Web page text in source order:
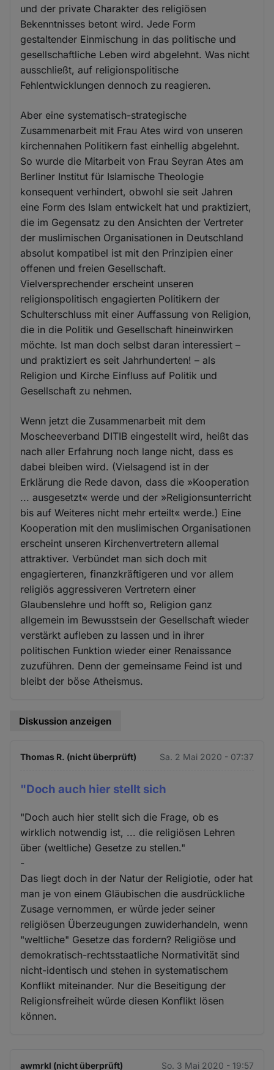
und der private Charakter des religiösen
Bekenntnisses betont wird. Jede Form
gestaltender Einmischung in das politische und
gesellschaftliche Leben wird abgelehnt. Was nicht
ausschließt, auf religionspolitische
Fehlentwicklungen dennoch zu reagieren.
Aber eine systematisch-strategische
Zusammenarbeit mit Frau Ates wird von unseren
kirchennahen Politikern fast einhellig abgelehnt.
So wurde die Mitarbeit von Frau Seyran Ates am
Berliner Institut für Islamische Theologie
konsequent verhindert, obwohl sie seit Jahren
eine Form des Islam entwickelt hat und praktiziert,
die im Gegensatz zu den Ansichten der Vertreter
der muslimischen Organisationen in Deutschland
absolut kompatibel ist mit den Prinzipien einer
offenen und freien Gesellschaft.
Vielversprechender erscheint unseren
religionspolitisch engagierten Politikern der
Schulterschluss mit einer Auffassung von Religion,
die in die Politik und Gesellschaft hineinwirken
möchte. Ist man doch selbst daran interessiert –
und praktiziert es seit Jahrhunderten! – als
Religion und Kirche Einfluss auf Politik und
Gesellschaft zu nehmen.
Wenn jetzt die Zusammenarbeit mit dem
Moscheeverband DITIB eingestellt wird, heißt das
nach aller Erfahrung noch lange nicht, dass es
dabei bleiben wird. (Vielsagend ist in der
Erklärung die Rede davon, dass die »Kooperation
... ausgesetzt« werde und der »Religionsunterricht
bis auf Weiteres nicht mehr erteilt« werde.) Eine
Kooperation mit den muslimischen Organisationen
erscheint unseren Kirchenvertretern allemal
attraktiver. Verbündet man sich doch mit
engagierteren, finanzkräftigeren und vor allem
religiös aggressiveren Vertretern einer
Glaubenslehre und hofft so, Religion ganz
allgemein im Bewusstsein der Gesellschaft wieder
verstärkt aufleben zu lassen und in ihrer
politischen Funktion wieder einer Renaissance
zuzuführen. Denn der gemeinsame Feind ist und
bleibt der böse Atheismus.
Diskussion anzeigen
Thomas R. (nicht überprüft) Sa. 2 Mai 2020 - 07:37
"Doch auch hier stellt sich
"Doch auch hier stellt sich die Frage, ob es
wirklich notwendig ist, ... die religiösen Lehren
über (weltliche) Gesetze zu stellen."
-
Das liegt doch in der Natur der Religiotie, oder hat
man je von einem Gläubischen die ausdrückliche
Zusage vernommen, er würde jeder seiner
religiösen Überzeugungen zuwiderhandeln, wenn
"weltliche" Gesetze das fordern? Religiöse und
demokratisch-rechtsstaatliche Normativität sind
nicht-identisch und stehen in systematischem
Konflikt miteinander. Nur die Beseitigung der
Religionsfreiheit würde diesen Konflikt lösen
können.
awmrkl (nicht überprüft) So. 3 Mai 2020 - 19:57